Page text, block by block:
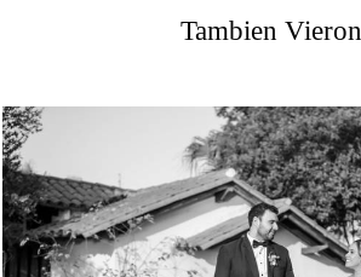
Tambien Vieron